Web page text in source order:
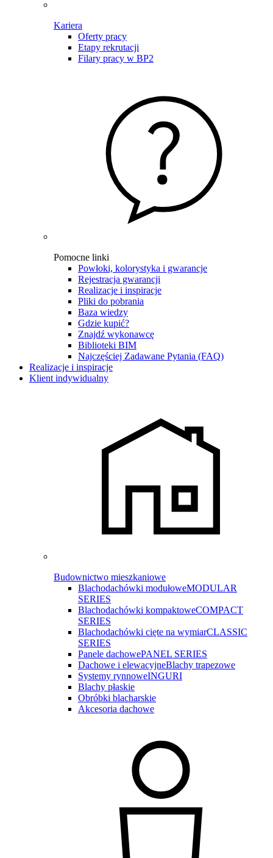
Kariera
Oferty pracy
Etapy rekrutacji
Filary pracy w BP2
Pomocne linki
Powłoki, kolorystyka i gwarancje
Rejestracja gwarancji
Realizacje i inspiracje
Pliki do pobrania
Baza wiedzy
Gdzie kupić?
Znajdź wykonawcę
Biblioteki BIM
Najczęściej Zadawane Pytania (FAQ)
Realizacje i inspiracje
Klient indywidualny
Budownictwo mieszkaniowe
Blachodachówki modułoweMODULAR
SERIES
Blachodachówki kompaktoweCOMPACT
SERIES
Blachodachówki cięte na wymiarCLASSIC
SERIES
Panele dachowePANEL SERIES
Dachowe i elewacyjneBlachy trapezowe
Systemy rynnoweINGURI
Blachy płaskie
Obróbki blacharskie
Akcesoria dachowe